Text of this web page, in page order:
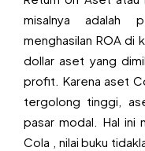
misalnya adalah
menghasilan ROA di
dollar aset yang
profit. Karena aset
tergolong tinggi,
pasar modal. Hal ini
Cola , nilai buku